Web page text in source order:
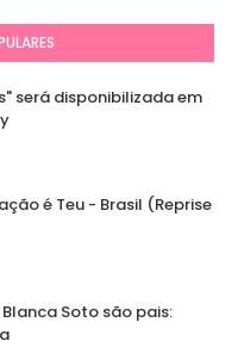
será disponibilizada em
é Teu - Brasil (Reprise
Soto são pais: